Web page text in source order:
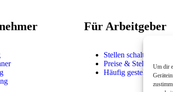
Um dir
Für Arbeitgeber
Stellen schalten
Preise & Stellenpakete
Häufig gestellte